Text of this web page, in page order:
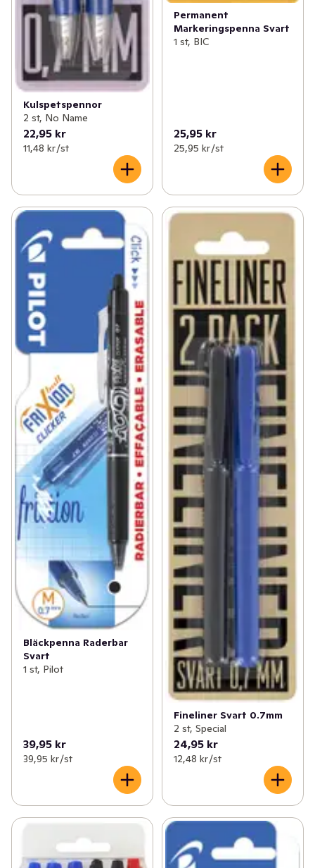
Kulspetspennor
2 st, No Name
22,95 kr
11,48 kr /st
Permanent
Markeringspenna Svart
1 st, BIC
25,95 kr
25,95 kr /st
Bläckpenna Raderbar
Svart
1 st, Pilot
39,95 kr
39,95 kr /st
Fineliner Svart 0.7mm
2 st, Special
24,95 kr
12,48 kr /st